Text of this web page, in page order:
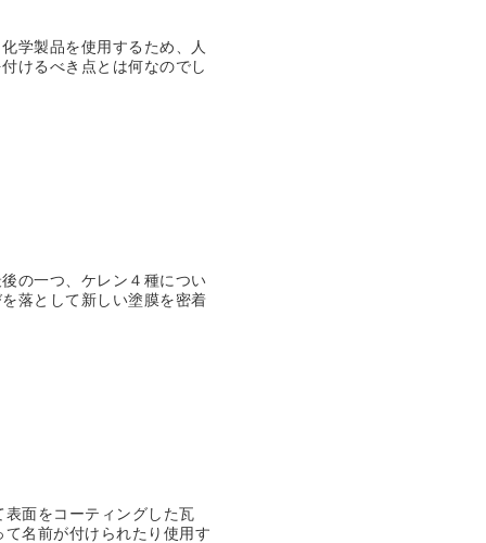
学製品を使用するため、人
けるべき点とは何なのでし
の一つ、ケレン４種につい
落として新しい塗膜を密着
面をコーティングした瓦
名前が付けられたり使用す